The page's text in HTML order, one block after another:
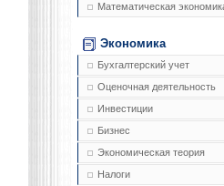
Математическая
Экономика
Бухгалтерский учет
Оценочная деятельность
Инвестиции
Бизнес
Экономическая теория
Налоги